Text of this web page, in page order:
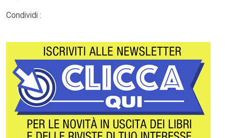
Condividi :